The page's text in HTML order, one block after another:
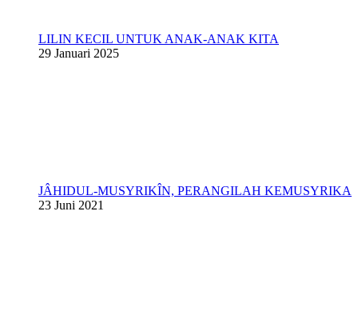
LILIN KECIL UNTUK ANAK-ANAK KITA
29 Januari 2025
JÂHIDUL-MUSYRIKÎN, PERANGILAH KEMUSYRIKA
23 Juni 2021